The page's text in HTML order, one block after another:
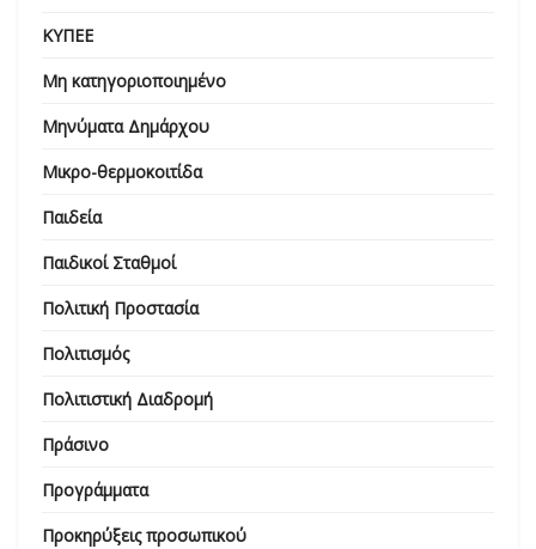
ΚΥΠΕΕ
Μη κατηγοριοποιημένο
Μηνύματα Δημάρχου
Μικρο-θερμοκοιτίδα
Παιδεία
Παιδικοί Σταθμοί
Πολιτική Προστασία
Πολιτισμός
Πολιτιστική Διαδρομή
Πράσινο
Προγράμματα
Προκηρύξεις προσωπικού